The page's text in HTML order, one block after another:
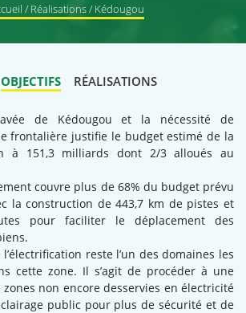
/ Réalisations/ Kédougou
OBJECTIFS RÉALISATIONS
de Kédougou et la nécessité de
frontalière justifie le budget estimé de la
à 151,3 milliards dont 2/3 alloués au
couvre plus de 68% du budget prévu
la construction de 443,7 km de pistes et
pour faciliter le déplacement des
reste l’un des domaines les
cette zone. Il s’agit de procéder à une
non encore desservies en électricité
public pour plus de sécurité et de